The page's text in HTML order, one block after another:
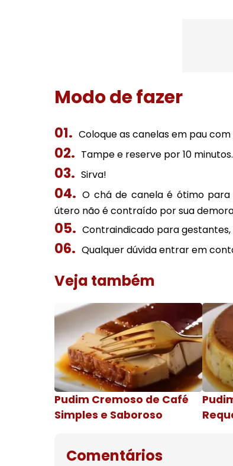
Modo de fazer
Coloque as canelas em pau
Tampe e reserve por 10 minutos.
Sirva!
O chá de canela é ótimo para
útero não é contraído por sua
Contraindicado para
Qualquer dúvida entrar em
Veja também
Pudim Cremoso de Café
Simples e Saboroso
Comentários